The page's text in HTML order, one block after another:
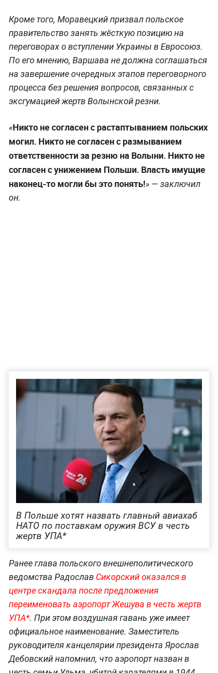
Кроме того, Моравецкий призвал польское
правительство занять жёсткую позицию на
переговорах о вступлении Украины в Евросоюз.
По его мнению, Варшава не должна соглашаться
на завершение очередных этапов переговорного
процесса без решения вопросов, связанных с
эксгумацией жертв Волынской резни.
«Никто не согласен с растаптыванием польских
могил. Никто не согласен с размыванием
ответственности за резню на Волыни. Никто не
согласен с унижением Польши. Власть имущие
наконец-то могли бы это понять!» — заключил
он.
В Польше хотят назвать главный авиахаб
НАТО по поставкам оружия ВСУ в честь
жертв УПА*
Ранее глава польского внешнеполитического
ведомства Радослав Сикорский оказался в
центре скандала после предложения
переименовать аэропорт Жешува в честь жертв
УПА*. При этом воздушная гавань уже имеет
официальное наименование. Заместитель
руководителя канцелярии президента Ярослав
Дебовский напомнил, что аэропорт назван в